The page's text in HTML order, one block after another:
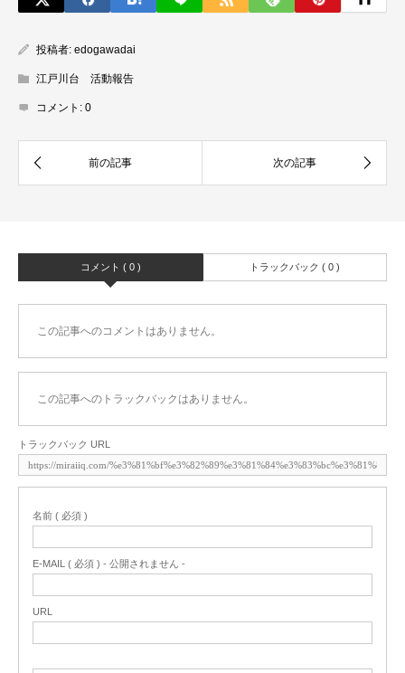
投稿者: edogawadai
江戸川台 活動報告
コメント: 0
コメント ( 0 ) トラックバック ( 0 )
この記事へのコメントはありません。
この記事へのトラックバックはありません。
トラックバック URL
名前 ( 必須 )
E-MAIL ( 必須 ) - 公開されません -
URL